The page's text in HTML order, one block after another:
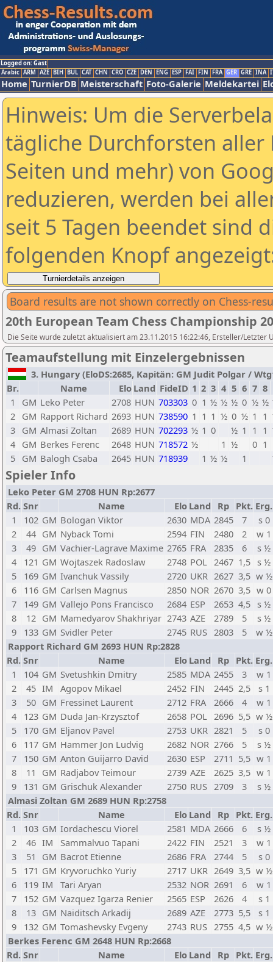
Logged on: Gast
Arabic ARM AZE BIH BUL CAT CHN CRO CZE DEN ENG ESP FAI FIN FRA GER GRE INA
Home TurnierDB Meisterschaft Foto-Galerie Meldekartei
Hinweis: Um die
tägliche Durchforsten aller
Seiten und mehr) von
reduzieren, werden bei
seit 5 Tagen beendet sind
folgenden Knopf
Board results are not shown correctly on Chess-
20th European Team Chess Championship
Die Seite wurde zuletzt aktualisiert am 23.11.2015 16:22:46, Ersteller/Letzter
Teamaufstellung mit Einzelergebnissen
3. Hungary (EloDS:2685, Kapitän: GM Judit Polgar /
Br.
Name Elo Land FideID 1 2 3 4 5 6 7 8
1
GM Leko Peter 2708 HUN 703303 0 1 ½ ½ ½ 0 ½ ½
2 GM Rapport Richard 2693 HUN 738590 1 1 1 ½ 0 ½ 1 1
3 GM Almasi Zoltan 2689 HUN 702293 ½ 1 0 ½ 1 1 1
4 GM Berkes Ferenc 2648 HUN 718572 ½ 1 ½ 0 1
5 GM Balogh Csaba 2645 HUN 718939 1 ½ ½ 1
Spieler Info
Leko Peter GM 2708 HUN Rp:2677
Rd. Snr Name Elo Land Rp Pkt. Erg.
1
102 GM Bologan Viktor 2630 MDA 2845 7
s 0
2
44 GM Nyback Tomi 2594 FIN 2480 2
w 1
3
49 GM Vachier-Lagrave Maxime 2765 FRA 2835 6
s ½
4
121 GM Wojtaszek Radoslaw 2748 POL 2467 1,5 s ½
5
169 GM Ivanchuk Vassily 2720 UKR 2627 3,5 w ½
6
116 GM Carlsen Magnus 2850 NOR 2670 3,5 w 0
7
149 GM Vallejo Pons Francisco 2684 ESP 2653 4,5 s ½
8
12 GM Mamedyarov Shakhriyar 2743 AZE 2789 5
s ½
9
133 GM Svidler Peter 2745 RUS 2803 5
w ½
Rapport Richard GM 2693 HUN Rp:2828
Rd. Snr Name Elo Land Rp Pkt. Erg.
1
104 GM Svetushkin Dmitry 2585 MDA 2455 3
w 1
2
45 IM Agopov Mikael 2452 FIN 2445 2,5
s 1
3
50 GM Fressinet Laurent 2712 FRA 2666 4
w 1
4
123 GM Duda Jan-Krzysztof 2658 POL 2696 5,5 w ½
5
170 GM Eljanov Pavel 2753 UKR 2821 5
s 0
6
117 GM Hammer Jon Ludvig 2682 NOR 2766 5
s ½
7
150 GM Anton Guijarro David 2630 ESP 2711 5,5 w 1
8
11 GM Radjabov Teimour 2739 AZE 2625 3,5 w 1
9
131 GM Grischuk Alexander 2750 RUS 2709 3
s ½
Almasi Zoltan GM 2689 HUN Rp:2758
Rd. Snr Name Elo Land Rp Pkt. Erg.
1
103 GM Iordachescu Viorel 2581 MDA 2666 6
s ½
2
46 IM Sammalvuo Tapani 2422 FIN 2521 3
w 1
3
51 GM Bacrot Etienne 2686 FRA 2744 5
s 0
5
171 GM Kryvoruchko Yuriy 2717 UKR 2649 3,5 w ½
6
119 IM Tari Aryan 2532 NOR 2691 6
w 1
7
152 GM Vazquez Igarza Renier 2565 ESP 2626 4
s 1
8
13 GM Naiditsch Arkadij 2689 AZE 2773 5,5
s 1
9
132 GM Tomashevsky Evgeny 2743 RUS 2755 4,5 w ½
Berkes Ferenc GM 2648 HUN Rp:2668
Rd. Snr Name Elo Land Rp Pkt. Erg.